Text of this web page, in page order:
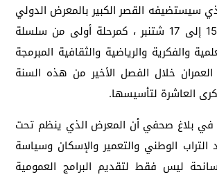
2017″، الذي سيستضيفه القصر الكبير بالمعرض الدولي
للدار البيضاء من 15 إلى 17 شتنبر ، كمرحلة أولى من سلسلة
والفكرية والرياضية والثقافية المبرمجة
خلال الفصل الأخير من هذه السنة
العاشرة لتأسيسها.
في بلاغ صحفي أن المعرض الذي ينظم تحت
التراب الوطني والتعمير والإسكان وسياسة
ليس فقط لتقديم البرامج العمومية